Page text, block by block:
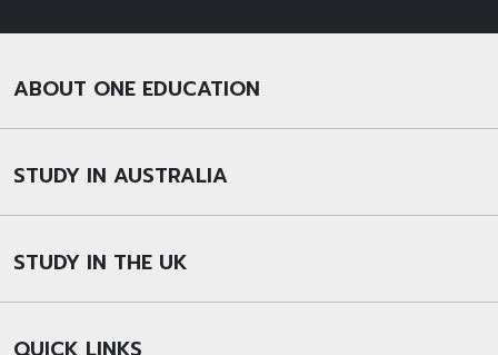
ABOUT ONE EDUCATION
STUDY IN AUSTRALIA
STUDY IN THE UK